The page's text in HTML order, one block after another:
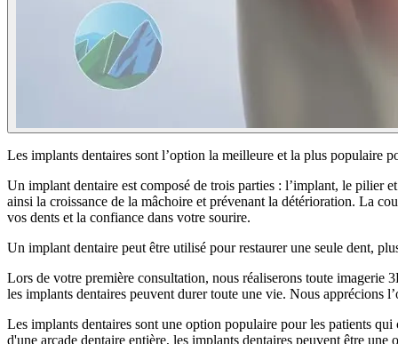
Les implants dentaires sont l’option la meilleure et la plus populaire
Un implant dentaire est composé de trois parties : l’implant, le pilier
ainsi la croissance de la mâchoire et prévenant la détérioration. La
vos dents et la confiance dans votre sourire.
Un implant dentaire peut être utilisé pour restaurer une seule dent,
Lors de votre première consultation, nous réaliserons toute imagerie
les implants dentaires peuvent durer toute une vie. Nous
Les implants dentaires sont une option populaire pour les patients
d'une arcade dentaire entière, les implants dentaires peuvent être